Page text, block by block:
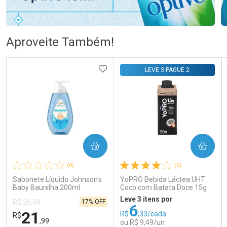
Comprar sem Desconto
Comprar sem Desconto
Comprar sem Desconto
Por R$ 105,69/cada
Comprar sem Desconto
Por R$ 105,69/cada
Aproveite Também!
(0)
Sabonete Líquido Johnson's
Baby Baunilha 200ml
R$ 26,59
R$21 ,99
17% OFF
ADICIONAR AOS FAVORITOS
COMPRAR
(6)
YoPRO Bebida Láctea UHT
Coco com Batata Doce 15g
de proteínas 250ml
LEVE 3 PAGUE 2
Leve 3 itens por
R$6,33/cada
ou R$ 9,49/un
COMPRAR